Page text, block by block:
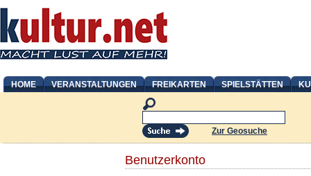
HOME VERANSTALTUNGEN FREIKARTEN SPIELSTÄTTEN
Zur Geosuche
Benutzerkonto